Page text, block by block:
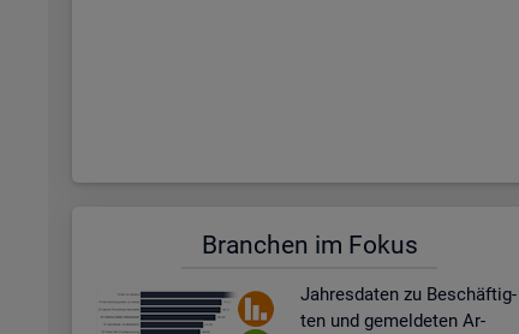
Bran­chen im Fokus
Jah­res­da­ten zu Be­schäf­tig­
ten und ge­mel­de­ten Ar­